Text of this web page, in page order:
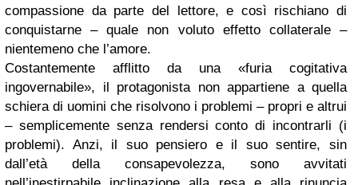
compassione da parte del lettore, e così rischiano di
conquistarne – quale non voluto effetto collaterale –
nientemeno che l’amore.
Costantemente afflitto da una «furia cogitativa
ingovernabile», il protagonista non appartiene a quella
schiera di uomini che risolvono i problemi – propri e altrui
– semplicemente senza rendersi conto di incontrarli (i
problemi). Anzi, il suo pensiero e il suo sentire, sin
dall’età della consapevolezza, sono avvitati